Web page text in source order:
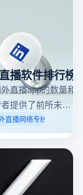
播软件排行榜
直播app的数量和
提供了前所未有
要了解2025年十
！接下来跟着云
最受欢迎。
直播网络专线